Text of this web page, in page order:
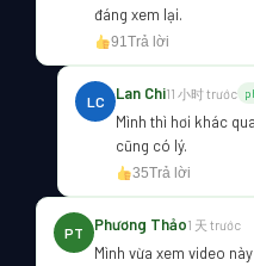
đáng xem lại.
91Trả lời
LC Lan Chi11 小时 trước
Mình thì hơi khác
cũng có lý.
35Trả lời
PT Phương Thảo1 天 trước
Mình vừa xem video